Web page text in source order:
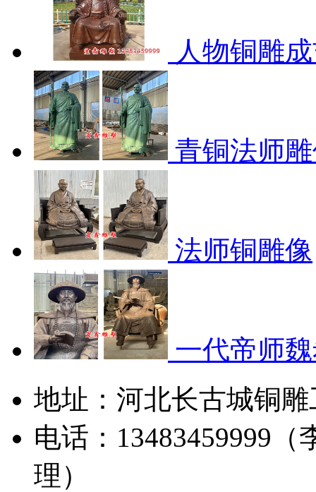
人物铜雕
青铜法师
法师铜雕像
一代帝师
地址：河北长古城铜
电话：13483459999（
理）